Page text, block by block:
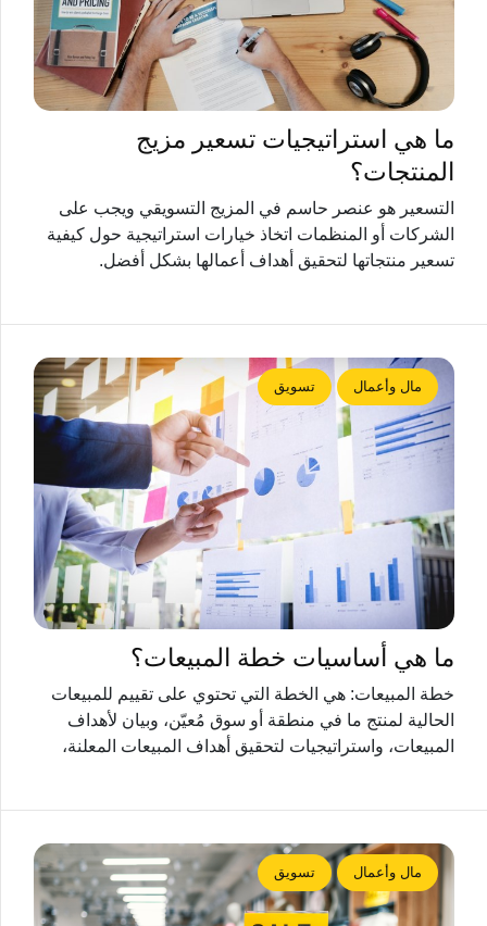
ما هي استراتيجيات تسعير مزيج
المنتجات؟
التسعير هو عنصر حاسم في المزيج التسويقي ويجب على
الشركات أو المنظمات اتخاذ خيارات استراتيجية حول كيفية
تسعير منتجاتها لتحقيق أهداف أعمالها بشكل أفضل.
مال وأعمال تسويق
ما هي أساسيات خطة المبيعات؟
خطة المبيعات: هي الخطة التي تحتوي على تقييم للمبيعات
الحالية لمنتج ما في منطقة أو سوق مُعيّن، وبيان لأهداف
المبيعات، واستراتيجيات لتحقيق أهداف المبيعات المعلنة،
مال وأعمال تسويق